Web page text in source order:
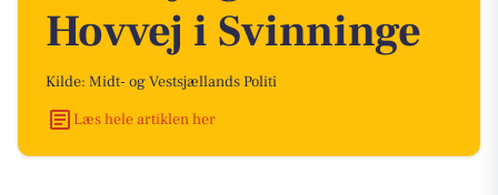
Hovvej i Svinninge
Kilde: Midt- og Vestsjællands Politi
Læs hele artiklen her